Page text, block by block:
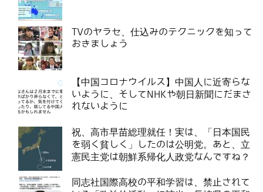
TVのヤラセ、仕込みのテクニックを知って
おきましょう
【中国コロナウイルス】中国人に近寄らな
いように、そしてNHKや朝日新聞にだまさ
れないように
祝、高市早苗総理就任！実は、「日本国民
を弱く貧しく」したのは公明党。あと、立
憲民主党は朝鮮系帰化人政党なんですね？
同志社国際高校の平和学習は、禁止されて